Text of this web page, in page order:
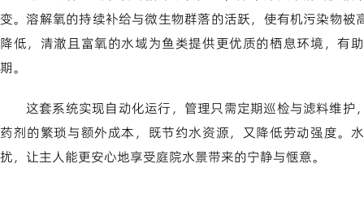
变。溶解氧的持续补给与微生物群落的活跃，使有机污染物
降低，清澈且富氧的水域为鱼类提供更优质的栖息环境，有
期。
这套系统实现自动化运行，管理只需定期巡检与滤料维
药剂的繁琐与额外成本，既节约水资源，又降低劳动强度。
扰，让主人能更安心地享受庭院水景带来的宁静与惬意。